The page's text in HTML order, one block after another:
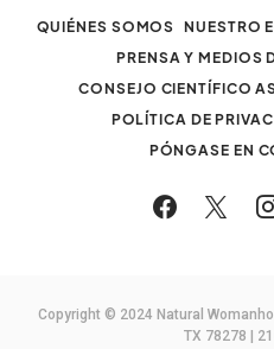
QUIÉNES SOMOS NUESTRO
PRENSA Y MEDIOS
CONSEJO CIENTÍFICO
POLÍTICA DE
PÓNGASE EN
Copyright © 2024 Natural
TX 78278 |